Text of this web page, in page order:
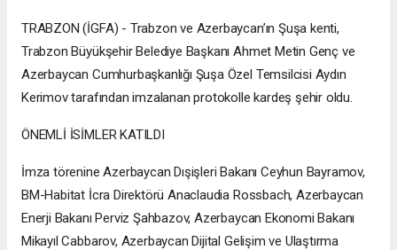
TRABZON (İGFA) - Trabzon ve Azerbaycan’ın Şuşa kenti,
Trabzon Büyükşehir Belediye Başkanı Ahmet Metin Genç ve
Azerbaycan Cumhurbaşkanlığı Şuşa Özel Temsilcisi Aydın
Kerimov tarafından imzalanan protokolle kardeş şehir oldu.
ÖNEMLİ İSİMLER KATILDI
İmza törenine Azerbaycan Dışişleri Bakanı Ceyhun Bayramov,
BM-Habitat İcra Direktörü Anaclaudia Rossbach, Azerbaycan
Enerji Bakanı Perviz Şahbazov, Azerbaycan Ekonomi Bakanı
Mikayıl Cabbarov, Azerbaycan Dijital Gelişim ve Ulaştırma